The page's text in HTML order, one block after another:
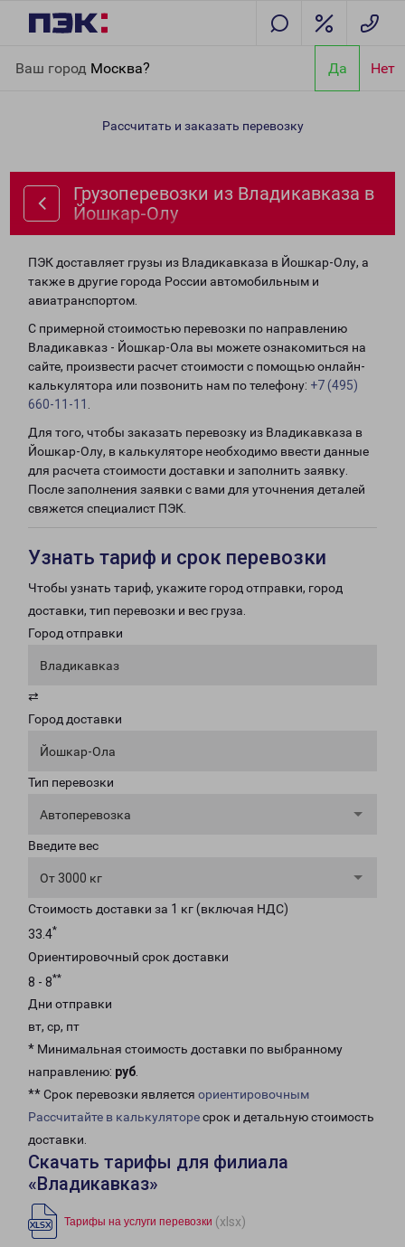
Ваш город Москва? Да Нет
Йошкар-Олу
Рассчитать и заказать перевозку
Грузоперевозки из Владикавказа в
Йошкар-Олу
ПЭК доставляет грузы из Владикавказа в Йошкар-Олу, а
также в другие города России автомобильным и
авиатранспортом.
С примерной стоимостью перевозки по направлению
Владикавказ - Йошкар-Ола вы можете ознакомиться на
сайте, произвести расчет стоимости с помощью онлайн-
калькулятора или позвонить нам по телефону: +7 (495)
660-11-11
Для того, чтобы заказать перевозку из Владикавказа в
Йошкар-Олу, в калькуляторе необходимо ввести данные
для расчета стоимости доставки и заполнить заявку.
После заполнения заявки с вами для уточнения деталей
свяжется специалист ПЭК.
Узнать тариф и срок перевозки
Чтобы узнать тариф, укажите город отправки, город
доставки, тип перевозки и вес груза.
Город отправки
Владикавказ
⇄
Город доставки
Йошкар-Ола
Тип перевозки
Автоперевозка
Введите вес
От 3000 кг
Стоимость доставки за 1 кг (включая НДС)
33.4*
Ориентировочный срок доставки
8 - 8**
Дни отправки
вт, ср, пт
* Минимальная стоимость доставки по выбранному
направлению: руб.
** Срок перевозки является ориентировочным
Рассчитайте в калькуляторесрок и детальную стоимость
доставки.
Скачать тарифы для филиала
«Владикавказ»
Тарифы на услуги перевозки (xlsx)